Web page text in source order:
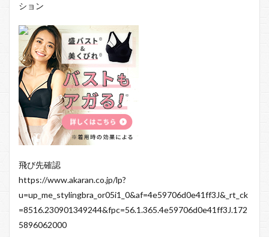
ション
飛び先確認
https://www.akaran.co.jp/lp?
u=up_me_stylingbra_or05i1_0&af=4e59706d0e41ff3J&_rt_ck
=8516.230901349244&fpc=56.1.365.4e59706d0e41ff3J.172
5896062000